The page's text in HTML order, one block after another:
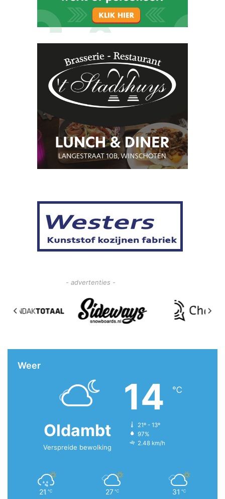
- advertenties -
Weer
Oldambt
Verspreide bewolking
14 ℃
21º - 13º
97%
2.48 km/h
21 ℃ 27 ℃ 31 ℃